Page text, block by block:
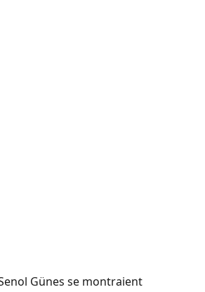
Günes se montraient